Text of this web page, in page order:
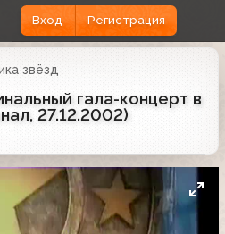
Вход Регистрация
звёзд
гала-концерт в
27.12.2002)